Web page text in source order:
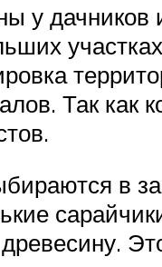
у
Так как
в